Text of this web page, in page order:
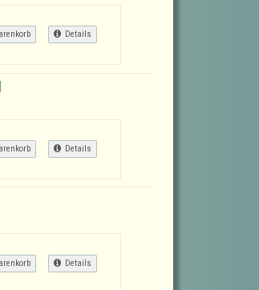
Details
Details
Details